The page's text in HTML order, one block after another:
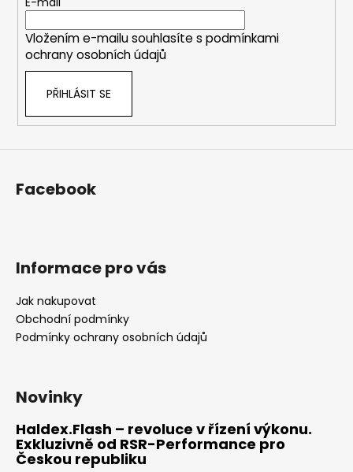
Vložením e-mailu souhlasíte s podmínkami
ochrany osobních údajů
PŘIHLÁSIT SE
Facebook
Informace pro vás
Jak nakupovat
Obchodní podmínky
Podmínky ochrany osobních údajů
Novinky
Haldex.Flash – revoluce v řízení výkonu.
Exkluzivně od RSR-Performance pro
Českou republiku